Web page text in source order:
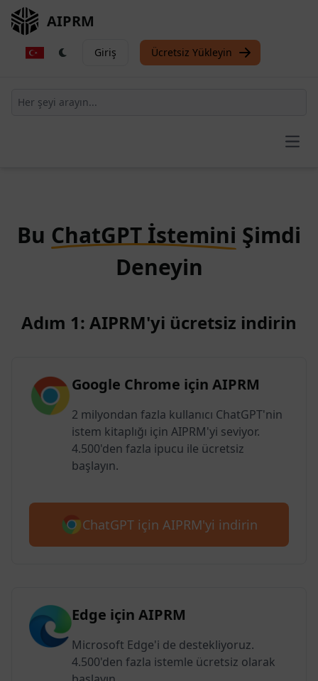
AIPRM
Giriş Ücretsiz Yükleyin
Bu ChatGPT İstemini Şimdi
Deneyin
Adım 1: AIPRM'yi ücretsiz indirin
Google Chrome için AIPRM
2 milyondan fazla kullanıcı ChatGPT'nin
istem kitaplığı için AIPRM'yi seviyor.
4.500'den fazla ipucu ile ücretsiz
başlayın.
ChatGPT için AIPRM'yi indirin
Edge için AIPRM
Microsoft Edge'i de destekliyoruz.
4.500'den fazla istemle ücretsiz olarak